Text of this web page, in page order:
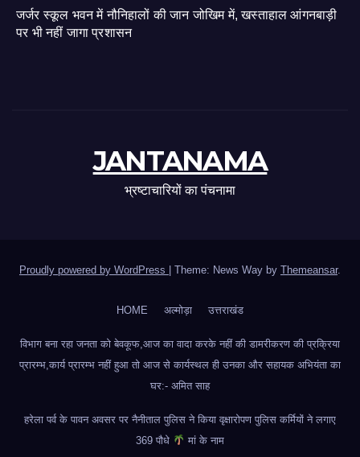
जर्जर स्कूल भवन में नौनिहालों की जान जोखिम में, खस्ताहाल आंगनबाड़ी
पर भी नहीं जागा प्रशासन
JANTANAMA
भ्रष्टाचारियों का पंचनामा
Proudly powered by WordPress | Theme: News Way by Themeansar.
HOME अल्मोड़ा उत्तराखंड
विभाग बना रहा जनता को बेवकूफ,आज का वादा करके नहीं की डामरीकरण की प्रक्रिया
प्रारम्भ,कार्य प्रारम्भ नहीं हुआ तो आज से कार्यस्थल ही उनका और सहायक अभियंता का
घर:- अमित साह
हरेला पर्व के पावन अवसर पर नैनीताल पुलिस ने किया वृक्षारोपण पुलिस कर्मियों ने लगाए
369 पौधे
मां के नाम